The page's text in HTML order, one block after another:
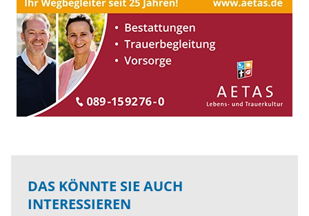
DAS KÖNNTE SIE AUCH
INTERESSIEREN